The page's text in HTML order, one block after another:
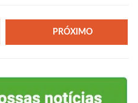
PRÓXIMO